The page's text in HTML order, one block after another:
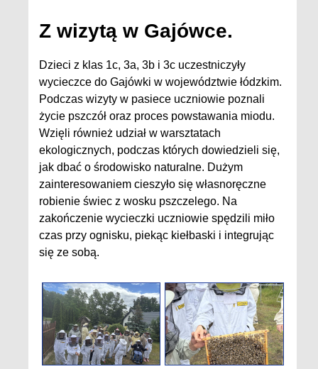
Z wizytą w Gajówce.
Dzieci z klas 1c, 3a, 3b i 3c uczestniczyły
wycieczce do Gajówki w województwie łódzkim.
Podczas wizyty w pasiece uczniowie poznali
życie pszczół oraz proces powstawania miodu.
Wzięli również udział w warsztatach
ekologicznych, podczas których dowiedzieli się,
jak dbać o środowisko naturalne. Dużym
zainteresowaniem cieszyło się własnoręczne
robienie świec z wosku pszczelego. Na
zakończenie wycieczki uczniowie spędzili miło
czas przy ognisku, piekąc kiełbaski i integrując
się ze sobą.